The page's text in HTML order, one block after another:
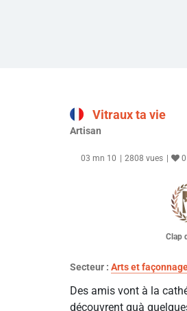
Vitraux ta vie
Artisan
03 mn 10 2808 vues 0
Clap
Secteur : Arts et
Des amis vont à la
découvrent quà